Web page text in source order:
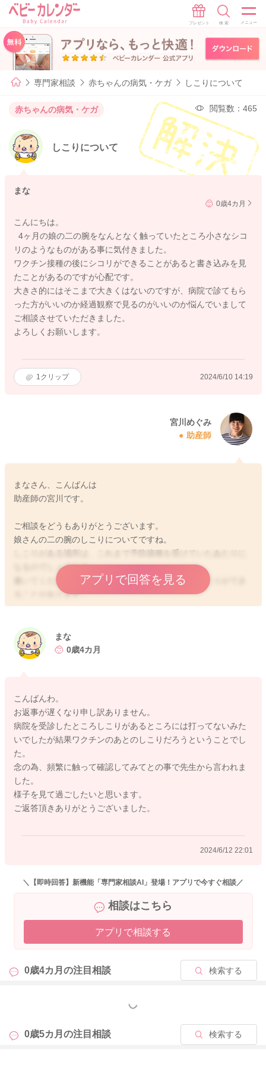
専門家相談 赤ちゃんの病気・ケガ しこりについて
赤ちゃんの病気・ケガ 閲覧数：465
しこりについて
まな
0歳4カ月
こんにちは。
4ヶ月の娘の二の腕をなんとなく触っていたところ小さなシコ
リのようなものがある事に気付きました。
ワクチン接種の後にシコリができることがあると書き込みを見
たことがあるのですが心配です。
大きさ的にはそこまで大きくはないのですが、病院で診てもら
った方がいいのか経過観察で見るのがいいのか悩んでいまして
ご相談させていただきました。
よろしくお願いします。
1 クリップ 2024/6/10 14:19
宮川めぐみ
助産師
まなさん、こんばんは
助産師の宮川です。
ご相談をどうもありがとうございます。
娘さんの二の腕のしこりについてですね。
しこりがある場所は、これまで予防接種を受けていたあたりに
なるのでしょうか？
書いてくださったように、予防接種を受けた痕にしこりができ
ることがあります。
時間の経過とともに小さくなって、気にならなくなるものでは
はっきりとどのような理由でできているものになるのかわから
ないこともあります。
どうぞよろしくお願いします。
アプリで回答を見る
まな
0歳4カ月
こんばんわ。
お返事が遅くなり申し訳ありません。
病院を受診したところしこりがあるところには打ってないみた
いでしたが結果ワクチンのあとのしこりだろうということでし
た。
念の為、頻繁に触って確認してみてとの事で先生から言われま
した。
様子を見て過ごしたいと思います。
ご返答頂きありがとうございました。
2024/6/12 22:01
＼【即時回答】新機能「専門家相談AI」登場！アプリで今すぐ相談／
相談はこちら
アプリで相談する
0歳4カ月の注目相談 検索する
もっと見る
0歳5カ月の注目相談 検索する